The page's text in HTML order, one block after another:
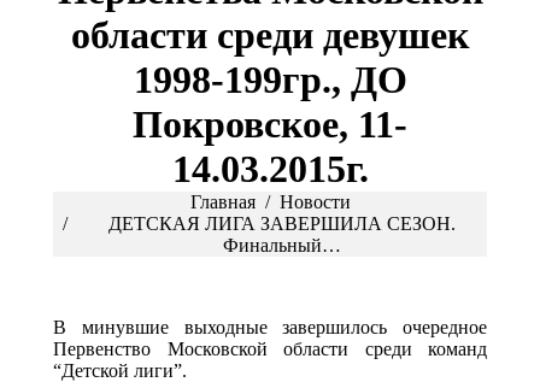
области среди девушек
1998-199гр., ДО
Покровское, 11-
14.03.2015г.
Главная
Новости
ДЕТСКАЯ ЛИГА ЗАВЕРШИЛА СЕЗОН.
Финальный…
В минувшие выходные завершилось очередное
Первенство Московской области среди команд
“Детской лиги”.